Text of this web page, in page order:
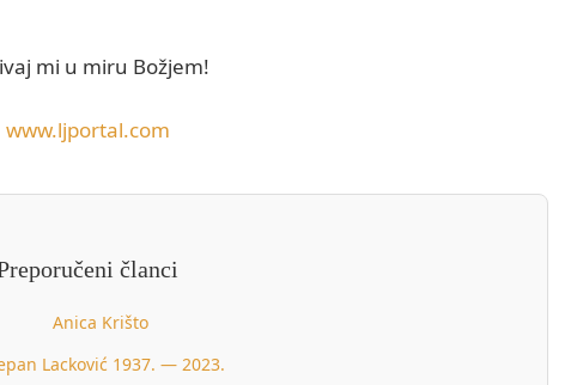
mi u miru Božjem!
www.ljportal.com
članci
Anica Krišto
Lacković 1937. — 2023.